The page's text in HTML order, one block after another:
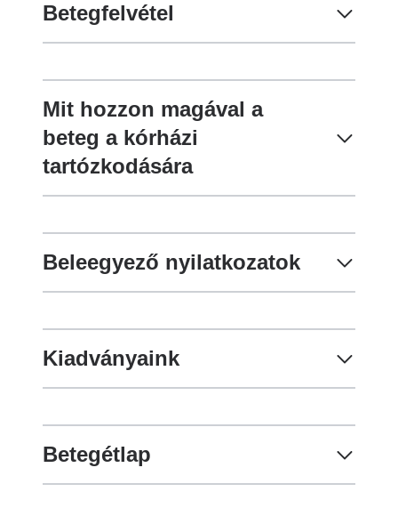
Betegfelvétel
Mit hozzon magával a
beteg a kórházi
tartózkodására
Beleegyező nyilatkozatok
Kiadványaink
Betegétlap